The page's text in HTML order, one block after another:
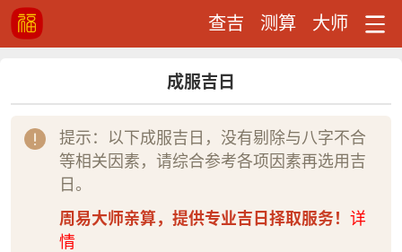
查吉 测算 大师
成服吉日
提示：以下成服吉日，没有剔除与八字不合
等相关因素，请综合参考各项因素再选用吉
日。
周易大师亲算，提供专业吉日择取服务！ 详
情